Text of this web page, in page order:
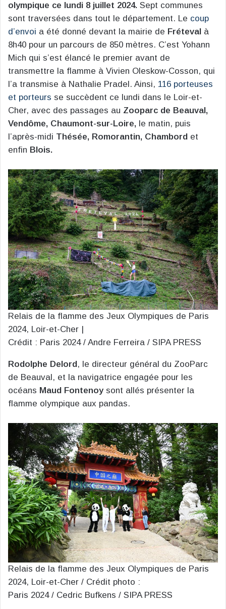
olympique ce lundi 8 juillet 2024. Sept communes
sont traversées dans tout le département. Le coup
d’envoi a été donné devant la mairie de Fréteval à
8h40 pour un parcours de 850 mètres. C’est Yohann
Mich qui s’est élancé le premier avant de
transmettre la flamme à Vivien Oleskow-Cosson, qui
l’a transmise à Nathalie Pradel. Ainsi, 116 porteuses
et porteurs se succèdent ce lundi dans le Loir-et-
Cher, avec des passages au Zooparc de Beauval,
Vendôme, Chaumont-sur-Loire, le matin, puis
l’après-midi Thésée, Romorantin, Chambord et
enfin Blois.
Relais de la flamme des Jeux Olympiques de Paris
2024, Loir-et-Cher |
Crédit : Paris 2024 / Andre Ferreira / SIPA PRESS
Rodolphe Delord, le directeur général du ZooParc
de Beauval, et la navigatrice engagée pour les
océans Maud Fontenoysont allés présenter la
flamme olympique aux pandas.
Relais de la flamme des Jeux Olympiques de Paris
2024, Loir-et-Cher / Crédit photo :
Paris 2024 / Cedric Bufkens / SIPA PRESS